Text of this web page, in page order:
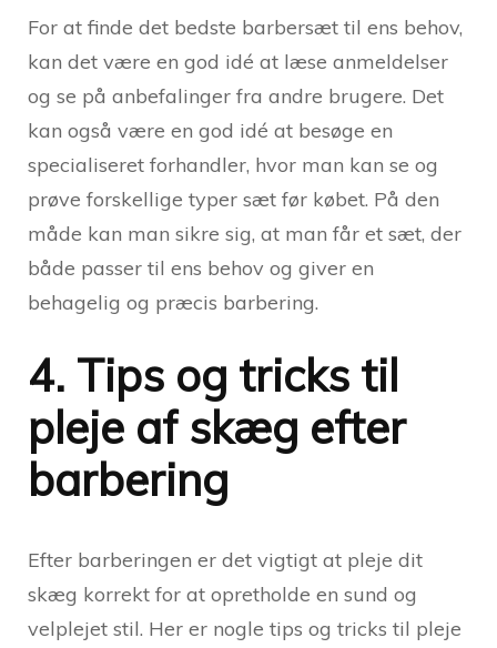
For at finde det bedste barbersæt til ens behov,
kan det være en god idé at læse anmeldelser
og se på anbefalinger fra andre brugere. Det
kan også være en god idé at besøge en
specialiseret forhandler, hvor man kan se og
prøve forskellige typer sæt før købet. På den
måde kan man sikre sig, at man får et sæt, der
både passer til ens behov og giver en
behagelig og præcis barbering.
4. Tips og tricks til
pleje af skæg efter
barbering
Efter barberingen er det vigtigt at pleje dit
skæg korrekt for at opretholde en sund og
velplejet stil. Her er nogle tips og tricks til pleje